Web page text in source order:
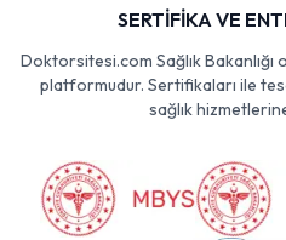
SERTİFİKA VE
Doktorsitesi.com Sağlık Bakanlığı
platformudur. Sertifikaları ile
sağlık